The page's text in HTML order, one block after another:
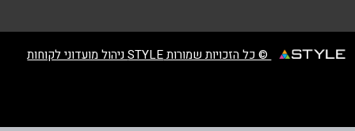
© כל הזכויות שמורות STYLE ניהול מועדוני לקוחות